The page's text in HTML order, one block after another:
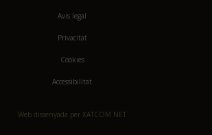
Avis legal
Privacitat
Cookies
Accessibilitat
Web dissenyada per XATCOM.NET